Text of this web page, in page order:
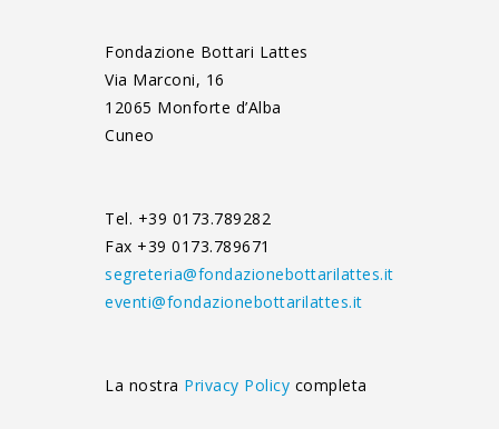
Fondazione Bottari Lattes
Via Marconi, 16
12065 Monforte d’Alba
Cuneo
Tel. +39 0173.789282
Fax +39 0173.789671
segreteria@fondazionebottarilattes.it
eventi@fondazionebottarilattes.it
La nostra Privacy Policy completa